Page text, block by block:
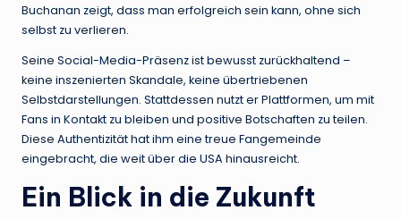
Buchanan zeigt, dass man erfolgreich sein kann, ohne sich
selbst zu verlieren.
Seine Social-Media-Präsenz ist bewusst zurückhaltend –
keine inszenierten Skandale, keine übertriebenen
Selbstdarstellungen. Stattdessen nutzt er Plattformen, um mit
Fans in Kontakt zu bleiben und positive Botschaften zu teilen.
Diese Authentizität hat ihm eine treue Fangemeinde
eingebracht, die weit über die USA hinausreicht.
Ein Blick in die Zukunft